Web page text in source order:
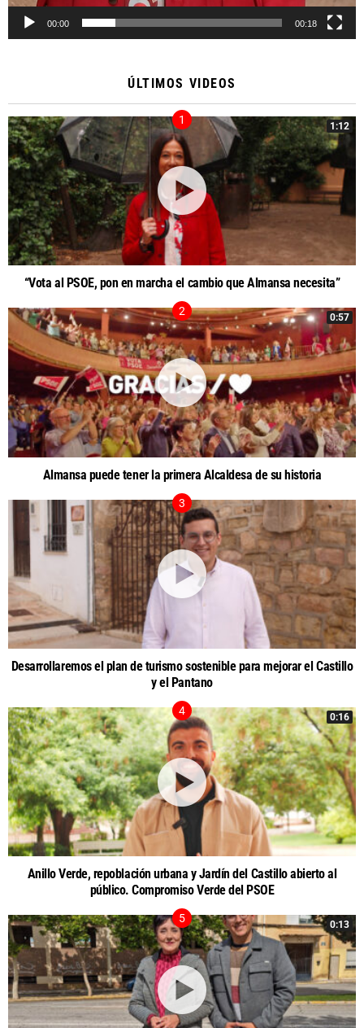
00:00 00:18
ÚLTIMOS VIDEOS
1:12
“Vota al PSOE, pon en marcha el cambio que Almansa necesita”
0:57
Almansa puede tener la primera Alcaldesa de su historia
Desarrollaremos el plan de turismo sostenible para mejorar el Castillo
y el Pantano
0:16
Anillo Verde, repoblación urbana y Jardín del Castillo abierto al
público. Compromiso Verde del PSOE
0:13